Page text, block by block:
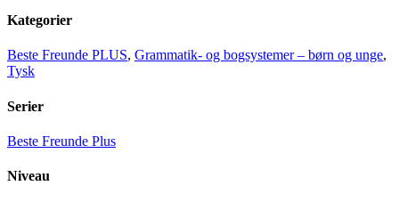
Kategorier
Beste Freunde PLUS, Grammatik- og bogsystemer – børn og unge,
Tysk
Serier
Beste Freunde Plus
Niveau